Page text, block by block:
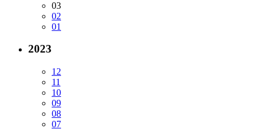
03
02
01
2023
12
11
10
09
08
07